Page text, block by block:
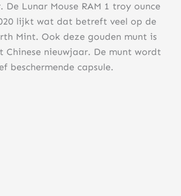
Lunar Mouse RAM 1 troy ounce
lijkt wat dat betreft veel op de
Mint. Ook deze gouden munt is
Chinese nieuwjaar. De munt wordt
beschermende capsule.